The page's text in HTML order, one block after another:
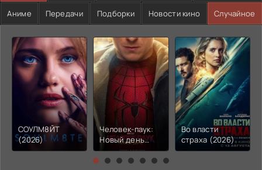
Аниме Передачи Подборки Новости кино Случайное
СОУЛМ8ЙТ
(2026)
Человек-паук:
Новый день
(2026)
Во власти
страха (2026)